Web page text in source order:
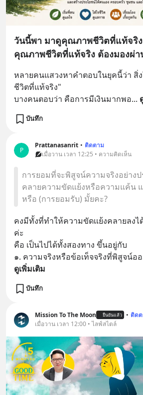
วันนี้พา มาดูคุณภาพชีวิตที่แท้จริง
คุณภาพชีวิตที่แท้จริง ต้องมองผ่า
หลายคนแสวงหาคำตอบในยุคนี้ว่า
ชีวิตที่แท้จริง"
บางคนตอบว่า คือการมีเงินมากพอ...
บันทึก
P
Prattanasanrit • ติดตาม
เมื่อวาน เวลา 12:25 • ความคิดเห็น
การยอมที่จะพิสูจน์ความจริงอย่าง
คลายความขัดแย้งหรือความแค้น แ
หรือ (การยอมรับ) มั้ยคะ?
คงมีทั้งที่ทำให้ความขัดเเย้งคลายลงไ
ค่ะ
คือ เป็นไปได้ทั้งสองทาง ขึ้นอยู่กับ
๑. ความจริงหรือข้อเท็จจริงที่พิสูจน์อ
ดูเพิ่มเติม
บันทึก
Mission To The Moon ยืนยันแล้ว • ติด
เมื่อวาน เวลา 12:00 • ไลฟ์สไตล์